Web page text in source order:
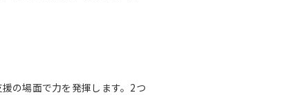
の場面で力を発揮します。2つ